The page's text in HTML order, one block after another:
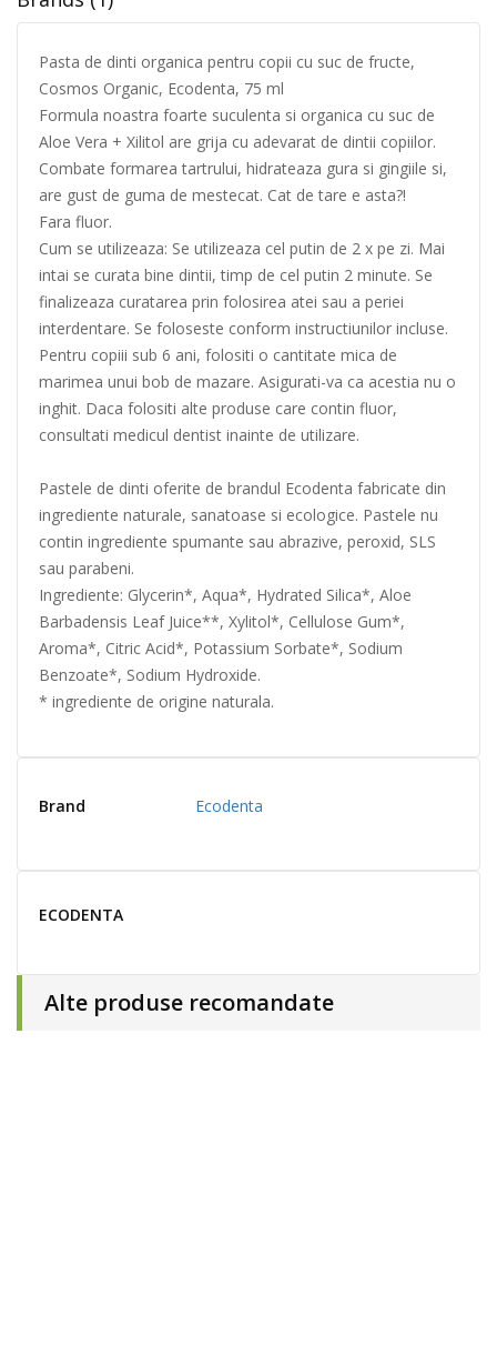
Pasta de dinti organica pentru copii cu suc de fructe,
Cosmos Organic, Ecodenta, 75 ml
Formula noastra foarte suculenta si organica cu suc de
Aloe Vera + Xilitol are grija cu adevarat de dintii copiilor.
Combate formarea tartrului, hidrateaza gura si gingiile si,
are gust de guma de mestecat. Cat de tare e asta?!
Fara fluor.
Cum se utilizeaza: Se utilizeaza cel putin de 2 x pe zi. Mai
intai se curata bine dintii, timp de cel putin 2 minute. Se
finalizeaza curatarea prin folosirea atei sau a periei
interdentare. Se foloseste conform instructiunilor incluse.
Pentru copiii sub 6 ani, folositi o cantitate mica de
marimea unui bob de mazare. Asigurati-va ca acestia nu o
inghit. Daca folositi alte produse care contin fluor,
consultati medicul dentist inainte de utilizare.
Pastele de dinti oferite de brandul Ecodenta fabricate din
ingrediente naturale, sanatoase si ecologice. Pastele nu
contin ingrediente spumante sau abrazive, peroxid, SLS
sau parabeni.
Ingrediente: Glycerin*, Aqua*, Hydrated Silica*, Aloe
Barbadensis Leaf Juice**, Xylitol*, Cellulose Gum*,
Aroma*, Citric Acid*, Potassium Sorbate*, Sodium
Benzoate*, Sodium Hydroxide.
* ingrediente de origine naturala.
Brand Ecodenta
ECODENTA
Alte produse recomandate